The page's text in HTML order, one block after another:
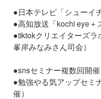
●日本テレビ「シューイ
●高知放送「kochi eye＋
●tiktokクリエイターズラ
峯岸みなみさん司会）
●snsセミナー複数回開催
●勉強やる気アップセミ
催）